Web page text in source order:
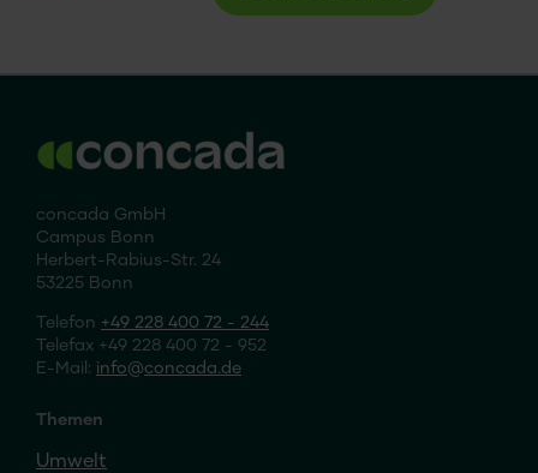
concada GmbH
Campus Bonn
Herbert-Rabius-Str. 24
53225 Bonn
Telefon +49 228 400 72 - 244
Telefax +49 228 400 72 - 952
E-Mail: info concada.de
Themen
Umwelt